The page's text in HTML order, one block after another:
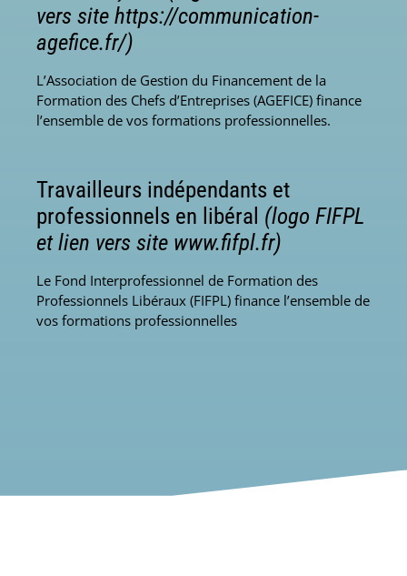
vers site https://communication-
agefice.fr/)
L’Association de Gestion du Financement de la
Formation des Chefs d’Entreprises (AGEFICE) finance
l’ensemble de vos formations professionnelles.
Travailleurs indépendants et
professionnels en libéral (logo FIFPL
et lien vers site www.fifpl.fr)
Le Fond Interprofessionnel de Formation des
Professionnels Libéraux (FIFPL) finance l’ensemble de
vos formations professionnelles